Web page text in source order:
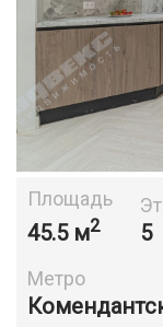
Площадь
45.5 м2 5
Метро